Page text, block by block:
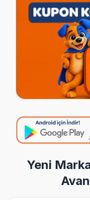
Yeni